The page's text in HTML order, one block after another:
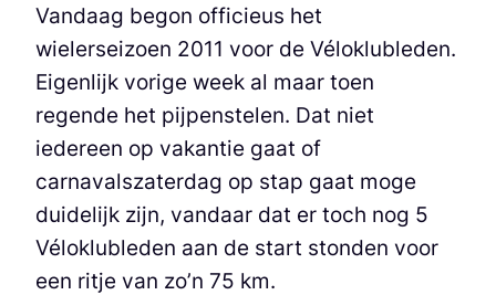
Vandaag begon officieus het
wielerseizoen 2011 voor de Véloklubleden.
Eigenlijk vorige week al maar toen
regende het pijpenstelen. Dat niet
iedereen op vakantie gaat of
carnavalszaterdag op stap gaat moge
duidelijk zijn, vandaar dat er toch nog 5
Véloklubleden aan de start stonden voor
een ritje van zo’n 75 km.